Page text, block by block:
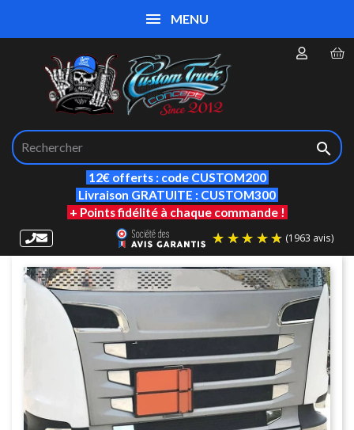

12€ offerts : code CUSTOM200
Livraison GRATUITE : CUSTOM300
+ Points fidélité à chaque commande !
MENU